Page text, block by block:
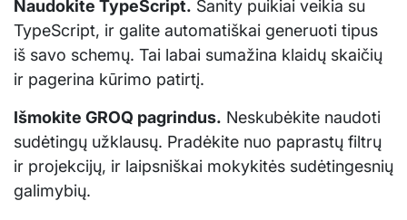
Naudokite TypeScript. Sanity puikiai veikia su
TypeScript, ir galite automatiškai generuoti tipus
iš savo schemų. Tai labai sumažina klaidų skaičių
ir pagerina kūrimo patirtį.
Išmokite GROQ pagrindus. Neskubėkite naudoti
sudėtingų užklausų. Pradėkite nuo paprastų filtrų
ir projekcijų, ir laipsniškai mokykitės sudėtingesnių
galimybių.